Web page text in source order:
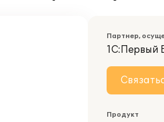
Партнер,
1С:Первый
Продукт